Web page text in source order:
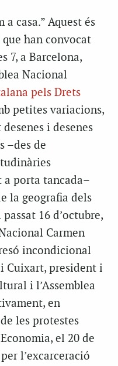
casa.” Aquest és
han convocat
7, a Barcelona,
Nacional
pels Drets
petites variacions,
i desenes
–des de
porta tancada–
la geografia dels
16 d’octubre,
Carmen
incondicional
Cuixart, president i
i l’Assemblea
en
les protestes
el 20 de
l’excarceració